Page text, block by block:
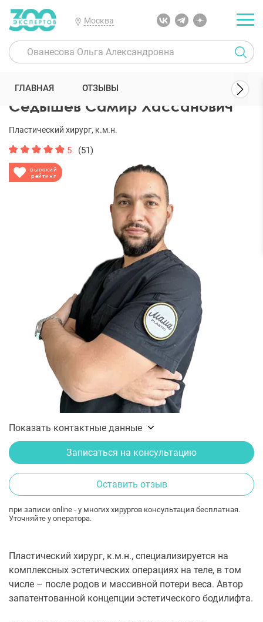
Москва
300 Экспертов Пластические хирурги Седышев Самир
Седышев Самир Хассанович
высокий
рейтинг
Пластический хирург, к.м.н.
5 (51)
Показать контактные данные
Записаться на консультацию
Оставить отзыв
при записи online - у многих хирургов консультация бесплатная.
Уточняйте у оператора.
ГЛАВНАЯ ОТЗЫВЫ
Пластический хирург, к.м.н., специализируется на
комплексных эстетических операциях на теле, в том
числе – после родов и массивной потери веса. Автор
запатентованной концепции эстетического бодилифта.